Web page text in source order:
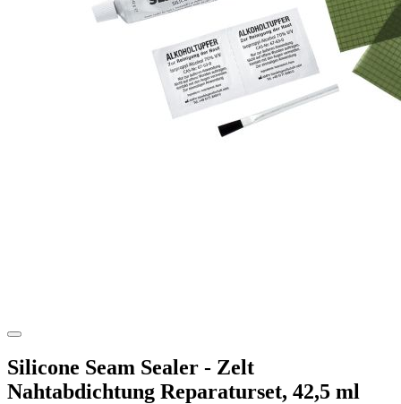
Silicone Seam Sealer - Zelt
Nahtabdichtung Reparaturset, 42,5 ml